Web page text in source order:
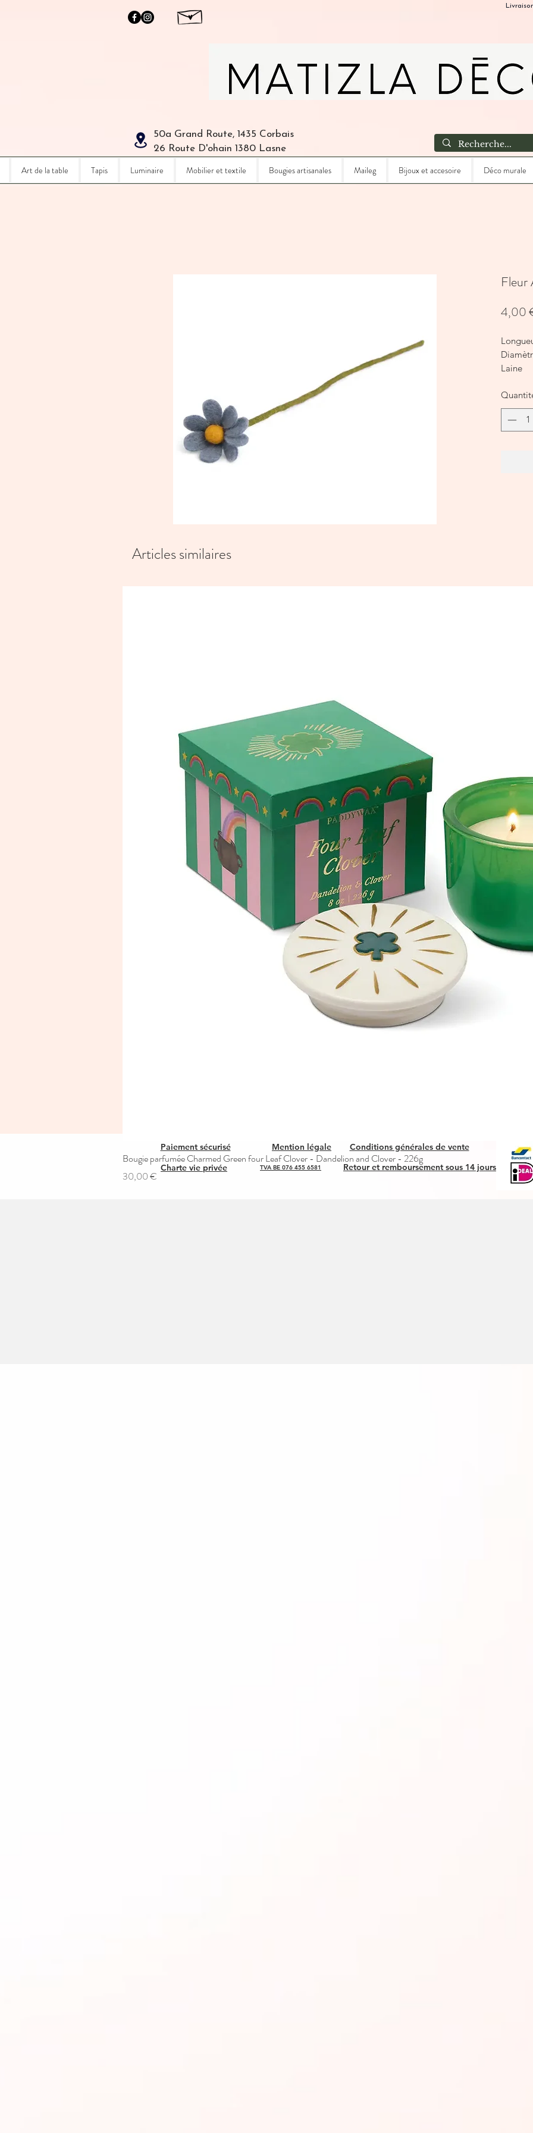
50a Grand Route, 1435 Corbais
26 Route D'ohain 1380 Lasne
Art de la table Tapis Luminaire Mobilier et textile Bougies artisanales Maileg Bijoux et accesoire Déco murale
Fleur
4,00
Laine
Articles similaires
Aperçu rapide
Bougie parfumée Charmed Green four Leaf Clover - Dandelion and Clover - 226g
Prix
30,00 €
Paiement sécurisé Mention légale
Conditions générales de vente
Charte vie privée
Retour et remboursement sous 14 jours
TVA BE 076 455 6581